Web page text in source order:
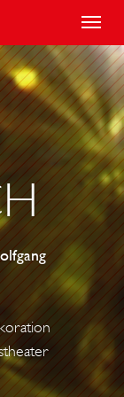
T
o
g
g
l
e
n
a
g
a